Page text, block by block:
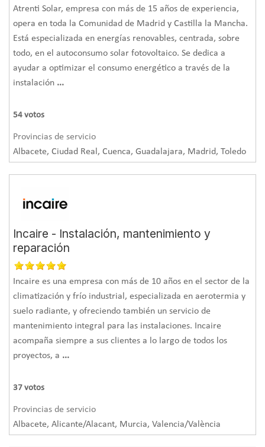
Atrenti Solar, empresa con más de 15 años de experiencia,
opera en toda la Comunidad de Madrid y Castilla la Mancha.
Está especializada en energías renovables, centrada, sobre
todo, en el autoconsumo solar fotovoltaico. Se dedica a
ayudar a optimizar el consumo energético a través de la
instalación ...
54 votos
Provincias de servicio
Albacete, Ciudad Real, Cuenca, Guadalajara, Madrid, Toledo
Incaire - Instalación, mantenimiento y
reparación
Incaire es una empresa con más de 10 años en el sector de la
climatización y frío industrial, especializada en aerotermia y
suelo radiante, y ofreciendo también un servicio de
mantenimiento integral para las instalaciones. Incaire
acompaña siempre a sus clientes a lo largo de todos los
proyectos, a ...
37 votos
Provincias de servicio
Albacete, Alicante/Alacant, Murcia, Valencia/València